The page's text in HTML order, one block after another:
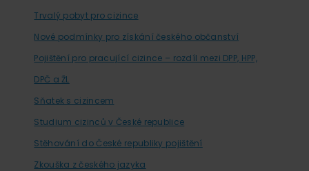
Trvalý pobyt pro cizince
Nové podmínky pro získání českého občanství
Pojištění pro pracující cizince – rozdíl mezi DPP, HPP,
DPČ a ŽL
Sňatek s cizincem
Studium cizinců v České republice
Stěhování do České republiky pojištění
Zkouška z českého jazyka